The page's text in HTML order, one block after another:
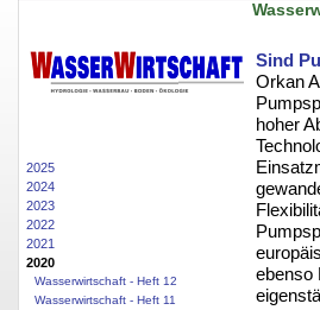
2025
2024
2023
2022
2021
2020
Wasserwirtschaft - Heft 12
Wasserwirtschaft - Heft 11
Sind
Orkan
hoher
ebenso